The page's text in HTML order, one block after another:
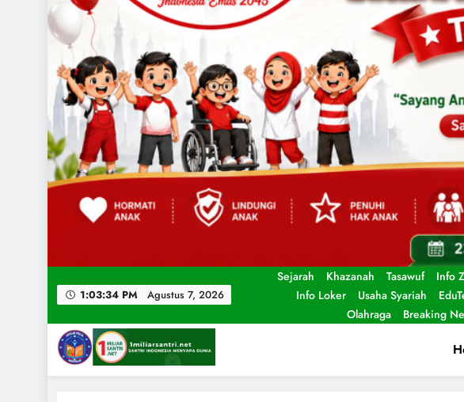
1:03:36 PM Agustus 7, 2026
Sejarah Khazanah Tasawuf Info
Info Loker
Usaha Syariah
Olahraga
Breaking
1miliarsantri.net